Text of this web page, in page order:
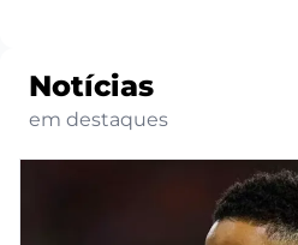
Notícias
em destaques